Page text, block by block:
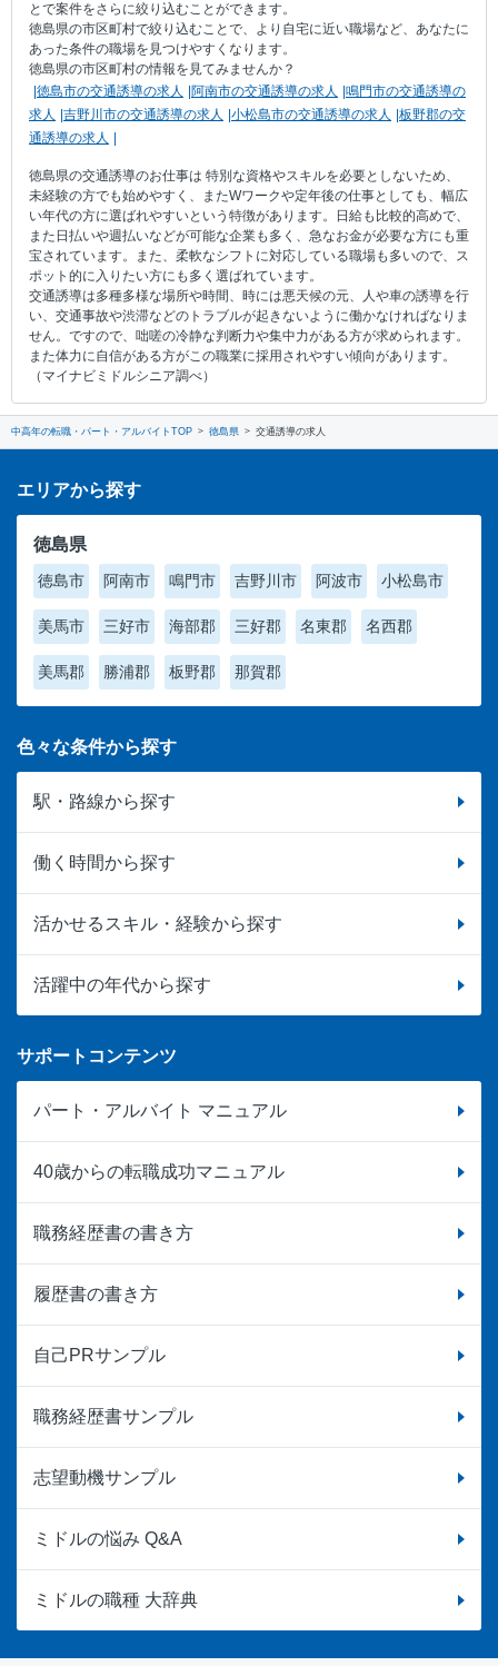
とで案件をさらに絞り込むことができます。
徳島県の市区町村で絞り込むことで、より自宅に近い職場など、あなたに
あった条件の職場を見つけやすくなります。
徳島県の市区町村の情報を見てみませんか？
徳島市の交通誘導の求人
阿南市の交通誘導の求人
鳴門市の交通誘導の
求人
吉野川市の交通誘導の求人 小松島市の交通誘導の求人
板野郡の交
通誘導の求人
徳島県の交通誘導のお仕事は 特別な資格やスキルを必要としないため、
未経験の方でも始めやすく、またWワークや定年後の仕事としても、幅広
い年代の方に選ばれやすいという特徴があります。日給も比較的高めで、
また日払いや週払いなどが可能な企業も多く、急なお金が必要な方にも重
宝されています。また、柔軟なシフトに対応している職場も多いので、ス
ポット的に入りたい方にも多く選ばれています。
交通誘導は多種多様な場所や時間、時には悪天候の元、人や車の誘導を行
い、交通事故や渋滞などのトラブルが起きないように働かなければなりま
せん。ですので、咄嗟の冷静な判断力や集中力がある方が求められます。
また体力に自信がある方がこの職業に採用されやすい傾向があります。
（マイナビミドルシニア調べ）
中高年の転職・パート・アルバイトTOP 徳島県 交通誘導の求人
エリアから探す
徳島県
徳島市 阿南市 鳴門市 吉野川市 阿波市 小松島市
美馬市 三好市 海部郡 三好郡 名東郡 名西郡
美馬郡 勝浦郡 板野郡 那賀郡
色々な条件から探す
駅・路線から探す
働く時間から探す
活かせるスキル・経験から探す
活躍中の年代から探す
サポートコンテンツ
パート・アルバイト マニュアル
40歳からの転職成功マニュアル
職務経歴書の書き方
履歴書の書き方
自己PRサンプル
職務経歴書サンプル
志望動機サンプル
ミドルの悩み Q&A
ミドルの職種 大辞典